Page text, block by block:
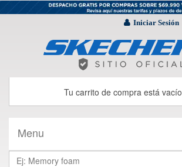
Iniciar Sesión
Tu carrito de compra está vacío
Menu